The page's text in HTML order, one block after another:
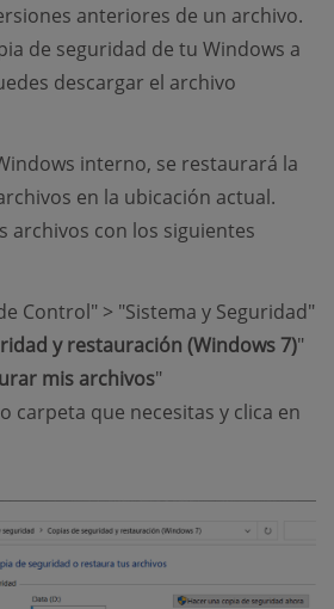
anteriores de un archivo.
de seguridad de tu Windows a
descargar el archivo
interno, se restaurará la
en la ubicación actual.
archivos con los siguientes
Control" > "Sistema y Seguridad"
y restauración (Windows 7)"
mis archivos"
carpeta que necesitas y clica en